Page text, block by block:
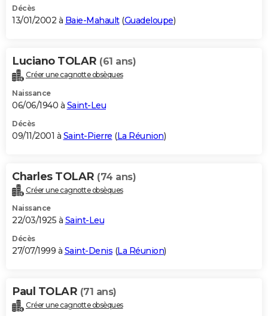
Décès
13/01/2002 à Baie-Mahault(Guadeloupe)
Luciano TOLAR (61 ans)
Créer une cagnotte obsèques
Naissance
06/06/1940 à Saint-Leu
Décès
09/11/2001 à Saint-Pierre (La Réunion)
Charles TOLAR (74 ans)
Créer une cagnotte obsèques
Naissance
22/03/1925 à Saint-Leu
Décès
27/07/1999 à Saint-Denis (La Réunion)
Paul TOLAR (71 ans)
Créer une cagnotte obsèques